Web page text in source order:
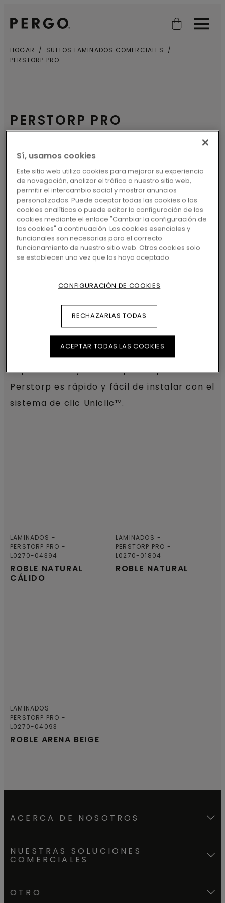
Open searchOpen
HOGAR
SUELOS LAMINADOS COMERCIALES
PERSTORP PRO
PERSTORP PRO
escandinavo moderno que se adapta a
cualquier habitación de cualquier hogar.
Las pequeñas tablas sin bordes biselados
hacen que tus habitaciones se vean
interminables, sin importar lo grandes o
pequeñas que sean. El propio nombre,
Perstorp, es un homenaje al pueblo sueco
diseños están fuertemente influenciados
por la herencia escandinava. La capa
protectora TitanX™ le da al Perstorp una
alta resistencia a los arañazos y al
desgaste, y gracias a AquaSafe, el suelo es
impermeable y libre de preocupaciones.
Perstorp es rápido y fácil de instalar con el
sistema de clic Uniclic™.
ROBLE NATURAL
CÁLIDO
LAMINADOS
PERSTORP PRO
L0270-04394
ROBLE NATURAL
LAMINADOS
PERSTORP PRO
L0270-01804
ROBLE ARENA BEIGE
LAMINADOS
PERSTORP PRO
L0270-04093
ACERCA DE NOSOTROS
NUESTRAS SOLUCIONES
COMERCIALES
OTRO
Sí, usamos cookies
Este sitio web utiliza cookies para mejorar su experiencia
de navegación, analizar el tráfico a nuestro sitio web,
permitir el intercambio social y mostrar anuncios
personalizados. Puede aceptar todas las cookies o las
cookies analíticas o puede editar la configuración de las
cookies mediante el enlace "Cambiar la configuración de
las cookies" a continuación. Las cookies esenciales y
funcionales son necesarias para el correcto
funcionamiento de nuestro sitio web. Otras cookies solo
se establecen una vez que las haya aceptado.
CONFIGURACIÓN DE COOKIES
RECHAZARLAS TODAS
ACEPTAR TODAS LAS COOKIES